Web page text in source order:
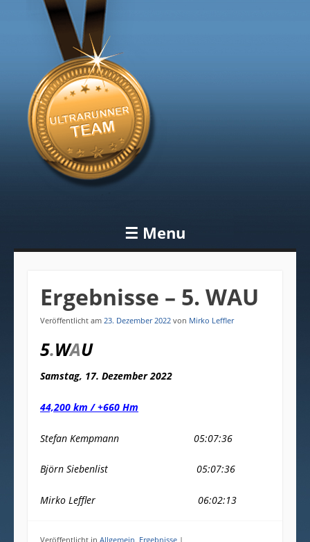
☰ Menu
Ergebnisse – 5. WAU
Veröffentlicht am 23. Dezember 2022 von Mirko Leffler
5.WAU
Samstag, 17. Dezember 2022
44,200 km / +660 Hm
Stefan Kempmann 05:07:36
Björn Siebenlist 05:07:36
Mirko Leffler 06:02:13
Veröffentlicht in Allgemein Ergebnisse |